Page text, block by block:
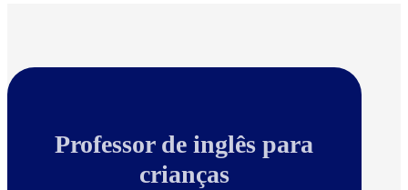
Professor de inglês para
crianças